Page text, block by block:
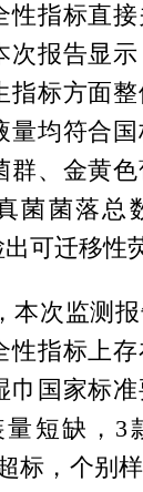
性指标直
次报告显
指标方面
量均符合
群、金黄
菌菌落总
可迁移性
本次监测
指标上存
巾国家标
短缺，3
标，个别